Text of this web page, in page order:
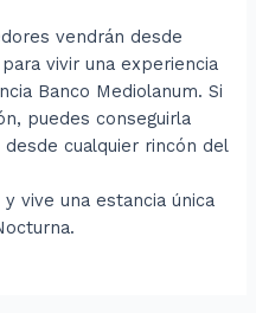
vendrán desde
vivir una experiencia
Banco Mediolanum. Si
puedes conseguirla
desde cualquier rincón del
y vive una estancia única